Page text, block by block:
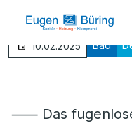
10.02.2025 Bad
⸺ Das